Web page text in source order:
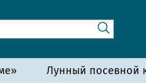
Лунный посевной